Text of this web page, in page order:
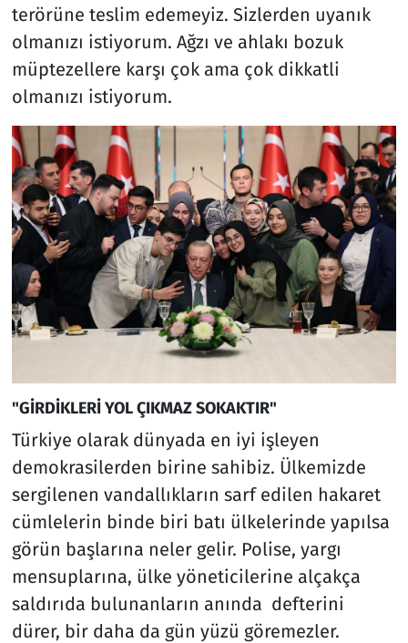
terörüne teslim edemeyiz. Sizlerden uyanık
olmanızı istiyorum. Ağzı ve ahlakı bozuk
müptezellere karşı çok ama çok dikkatli
olmanızı istiyorum.
"GİRDİKLERİ YOL ÇIKMAZ SOKAKTIR"
Türkiye olarak dünyada en iyi işleyen
demokrasilerden birine sahibiz. Ülkemizde
sergilenen vandallıkların sarf edilen hakaret
cümlelerin binde biri batı ülkelerinde yapılsa
görün başlarına neler gelir. Polise, yargı
mensuplarına, ülke yöneticilerine alçakça
saldırıda bulunanların anında defterini
dürer, bir daha da gün yüzü göremezler.